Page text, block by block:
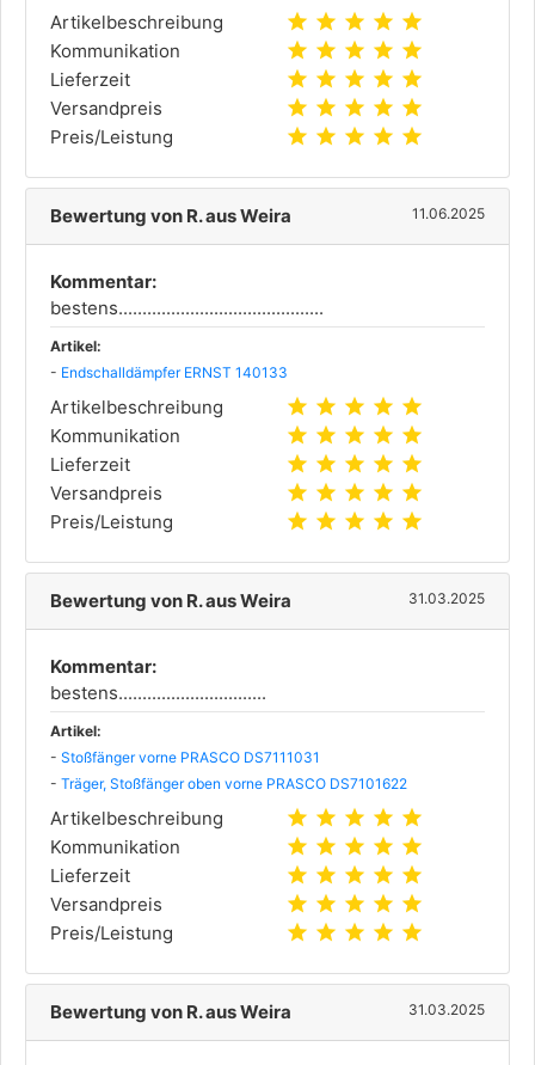
Artikelbeschreibung star star star star star
Kommunikation star star star star star
Lieferzeit star star star star star
Versandpreis star star star star star
Preis/Leistung star star star star star
Bewertung von R. aus Weira 11.06.2025
Kommentar:
bestens...........................................
Artikel:
- Endschalldämpfer ERNST 140133
Artikelbeschreibung star star star star star
Kommunikation star star star star star
Lieferzeit star star star star star
Versandpreis star star star star star
Preis/Leistung star star star star star
Bewertung von R. aus Weira 31.03.2025
Kommentar:
bestens...............................
Artikel:
- Stoßfänger vorne PRASCO DS7111031
- Träger, Stoßfänger oben vorne PRASCO DS7101622
Artikelbeschreibung star star star star star
Kommunikation star star star star star
Lieferzeit star star star star star
Versandpreis star star star star star
Preis/Leistung star star star star star
Bewertung von R. aus Weira 31.03.2025